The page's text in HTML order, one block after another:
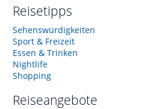
Reisetipps
Sehenswürdigkeiten
Sport & Freizeit
Essen & Trinken
Nightlife
Shopping
Reiseangebote